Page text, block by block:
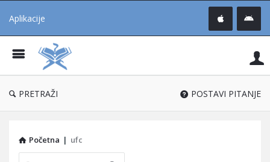
Aplikacije
®
PRETRAŽI POSTAVI PITANJE
Početna | ufc